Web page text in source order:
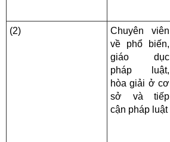
(2)
Chuyên viên
về phổ biến,
giáo dục
pháp luật,
hòa giải ở cơ
sở và tiếp
cận pháp luật